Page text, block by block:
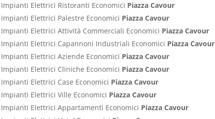
Impianti Elettrici Ristoranti Economici Piazza Cavour
Impianti Elettrici Palestre Economici Piazza Cavour
Impianti Elettrici Attività Commerciali Economici Piazza Cavour
Impianti Elettrici Capannoni Industriali Economici Piazza Cavour
Impianti Elettrici Aziende Economici Piazza Cavour
Impianti Elettrici Cliniche Economici Piazza Cavour
Impianti Elettrici Case Economici Piazza Cavour
Impianti Elettrici Ville Economici Piazza Cavour
Impianti Elettrici Appartamenti Economici Piazza Cavour